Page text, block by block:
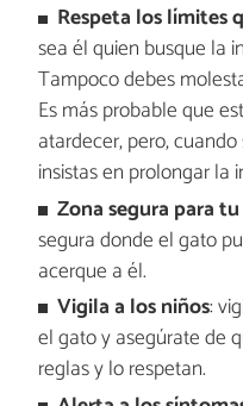
Respeta los límites
sea él quien busque la
Tampoco debes
Es más probable que
atardecer, pero,
insistas en prolongar la
Zona segura para
segura donde el gato
acerque a él.
Vigila a los niños:
el gato y asegúrate de
reglas y lo respetan.